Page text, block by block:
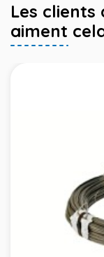
Les clients
aiment